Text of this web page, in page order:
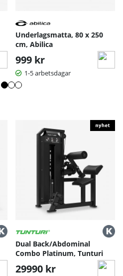
Underlagsmatta, 80 x 250
cm, Abilica
999 kr
1-5 arbetsdagar
Dual Back/Abdominal
Combo Platinum, Tunturi
29990 kr